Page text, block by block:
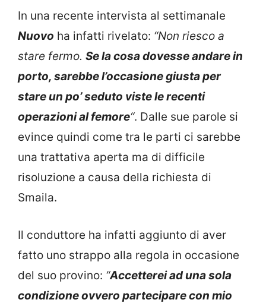
In una recente intervista al settimanale
Nuovo ha infatti rivelato: “Non riesco a
stare fermo. Se la cosa dovesse andare in
porto, sarebbe l’occasione giusta per
stare un po’ seduto viste le recenti
operazioni al femore“. Dalle sue parole si
evince quindi come tra le parti ci sarebbe
una trattativa aperta ma di difficile
risoluzione a causa della richiesta di
Smaila.
Il conduttore ha infatti aggiunto di aver
fatto uno strappo alla regola in occasione
del suo provino: “Accetterei ad una sola
condizione ovvero partecipare con mio